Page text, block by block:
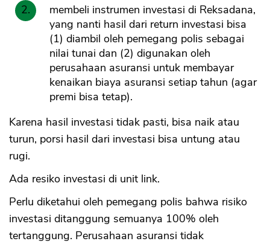
membeli instrumen investasi di Reksadana,
yang nanti hasil dari return investasi bisa
(1) diambil oleh pemegang polis sebagai
nilai tunai dan (2) digunakan oleh
perusahaan asuransi untuk membayar
kenaikan biaya asuransi setiap tahun (agar
premi bisa tetap).
Karena hasil investasi tidak pasti, bisa naik atau
turun, porsi hasil dari investasi bisa untung atau
rugi.
Ada resiko investasi di unit link.
Perlu diketahui oleh pemegang polis bahwa risiko
investasi ditanggung semuanya 100% oleh
tertanggung. Perusahaan asuransi tidak